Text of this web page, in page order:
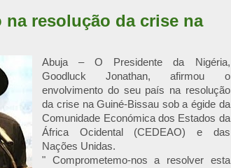
resolução da crise na
Abuja – O Presidente da Nigéria,
Goodluck Jonathan, afirmou o
envolvimento do seu país na resolução
da crise na Guiné-Bissau sob a égide da
Comunidade Económica dos Estados da
África Ocidental (CEDEAO) e das
Nações Unidas.
" Comprometemo-nos a resolver esta